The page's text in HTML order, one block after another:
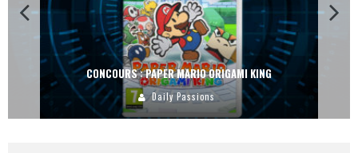
CONCOURS : PAPER MARIO ORIGAMI KING
Daily Passions